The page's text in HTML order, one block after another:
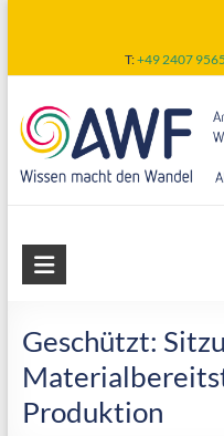
content
T:+49 2407
AWF
wirtschaftliche
Fertigung
Geschützt:
Produktion